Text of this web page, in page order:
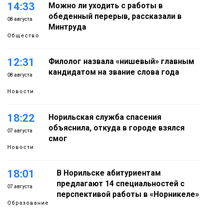
14:33
08 августа
Общество
Можно ли уходить с работы в
обеденный перерыв, рассказали в
Минтруда
12:31
08 августа
Новости
Филолог назвала «нишевый» главным
кандидатом на звание слова года
18:22
07 августа
Новости
Норильская служба спасения
объяснила, откуда в городе взялся
смог
18:01
07 августа
Образование
В Норильске абитуриентам
предлагают 14 специальностей с
перспективой работы в «Норникеле»